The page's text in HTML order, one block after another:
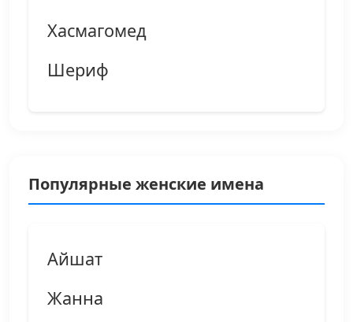
Хасмагомед
Шериф
Популярные женские имена
Айшат
Жанна